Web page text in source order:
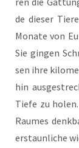
de die­ser
Mona­te von
Sie gin­gen
sen ihre
hin
Tie­fe zu
Rau­mes
erstaun­li­che